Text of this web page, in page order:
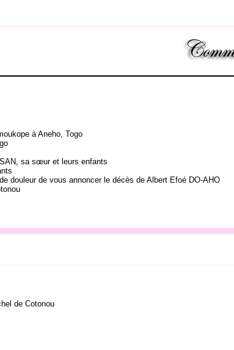
à Aneho, Togo
sa sœur et leurs enfants
douleur de vous annoncer le décès de Albert Efoé DO-AHO
de Cotonou